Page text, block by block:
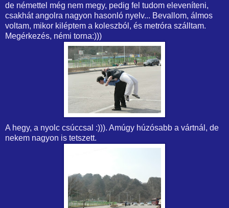
de némettel még nem megy, pedig fel tudom eleveníteni,
csakhát angolra nagyon hasonló nyelv... Bevallom, álmos
voltam, mikor kiléptem a koleszból, és metróra szálltam.
Megérkezés, némi torna:)))
A hegy, a nyolc csúccsal :))). Amúgy húzósabb a vártnál, de
nekem nagyon is tetszett.